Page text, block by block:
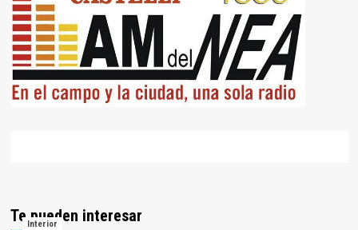
Te pueden interesar
Interior